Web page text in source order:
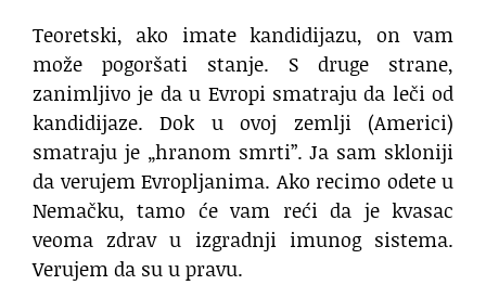
Teoretski, ako imate kandidijazu, on vam
može pogoršati stanje. S druge strane,
zanimljivo je da u Evropi smatraju da leči od
kandidijaze. Dok u ovoj zemlji (Americi)
smatraju je „hranom smrti”. Ja sam skloniji
da verujem Evropljanima. Ako recimo odete u
Nemačku, tamo će vam reći da je kvasac
veoma zdrav u izgradnji imunog sistema.
Verujem da su u pravu.